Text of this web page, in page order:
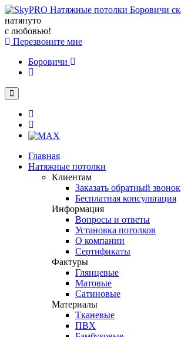
натянуто
с любовью!
Перезвоните мне
Боровичи
Главная
Натяжные потолки
Клиентам
Заказать обратный звонок
Бесплатная консультация
Информация
Вопросы и ответы
Установка потолков
О компании
Сертификаты
Фактуры
Глянцевые
Матовые
Сатиновые
Материалы
Тканевые
ПВХ